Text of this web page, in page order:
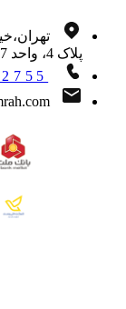
پلاک 4، واحد 7
42755